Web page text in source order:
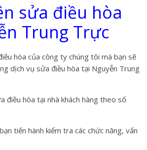
sửa điều hòa
Trung Trực
hòa của công ty chúng tôi mà bạn sẽ
dịch vụ sửa điều hòa tại Nguyễn Trung
điều hòa tại nhà khách hàng theo số
tiến hành kiểm tra các chức năng, vấn